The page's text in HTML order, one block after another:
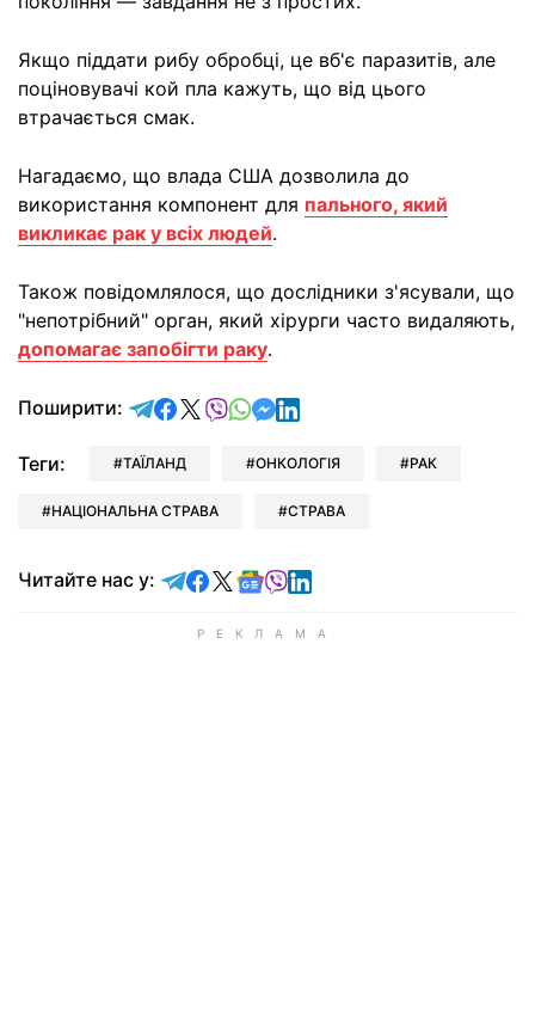
Якщо піддати рибу обробці, це вб'є паразитів, але
поціновувачі кой пла кажуть, що від цього
втрачається смак.
Нагадаємо, що влада США дозволила до
використання компонент для пального, який
викликає рак у всіх людей.
Також повідомлялося, що дослідники з'ясували, що
"непотрібний" орган, який хірурги часто видаляють,
допомагає запобігти раку.
Поширити: відправити у Telegram
поділитись у Facebook
поділитись у X
відправити у Viber
відправити у Whatsapp
відправити у Messenger
відправити у LinkedIn
Теги: ТАЇЛАНД ОНКОЛОГІЯ РАК
НАЦІОНАЛЬНА СТРАВА СТРАВА
Читайте нас у: Читайте у Telegram
Читайте у Facebook
Читайте у X
Читайте у Google news
Читайте у Viber
Читайте у LinkedIn